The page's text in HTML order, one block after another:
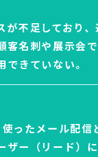
が不足しており
客名刺や展示会
できていない。
ったメール配信
ザー（リード）